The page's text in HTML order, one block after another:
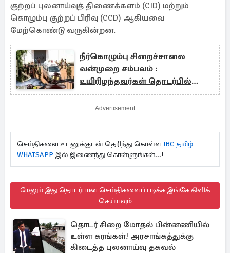
குற்றப் புலனாய்வுத் திணைக்களம் (CID) மற்றும்
கொழும்பு குற்றப் பிரிவு (CCD) ஆகியவை
மேற்கொண்டு வருகின்றன.
நீர்கொழும்பு சிறைச்சாலை
வன்முறை சம்பவம் :
உயிரிழந்தவர்கள் தொடர்பில்
நீதிமன்றம் விடுத்த உத்தரவு
Advertisement
செய்திகளை உடனுக்குடன் தெரிந்து கொள்ளIBC தமிழ்
WHATSAPP இல் இணைந்து கொள்ளுங்கள்...!
மேலும் இது தொடர்பான செய்திகளைப் படிக்க இங்கே கிளிக்
செய்யவும்
தொடர் சிறை மோதல் பின்னணியில்
உள்ள கரங்கள்! அரசாங்கத்துக்கு
கிடைத்த புலனாய்வு தகவல்